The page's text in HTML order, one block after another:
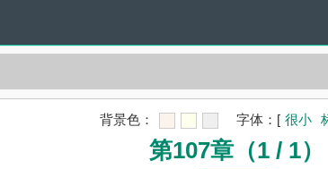
背景色： 字体： [ 很小
第107章（1 / 1）